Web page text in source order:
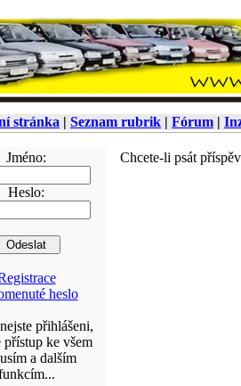
stránka | Seznam rubrik | Fórum |
Jméno:
Heslo:
heslo
přihlášeni,
přístup ke všem
a dalším
Chcete-li psát